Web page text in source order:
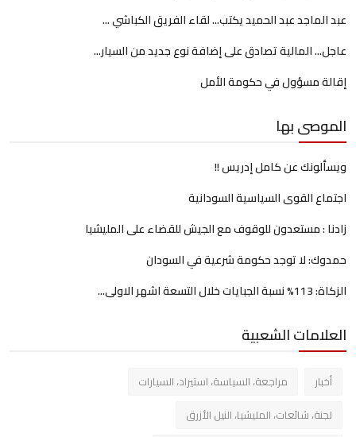
عبد الماجد عبد الحميد يكتب... لقاء الفريق الكباشي ...
عاجل... المالية تصادق على إضافة نوع جديد من السيار...
إقالة مسؤول في حكومة الأمل
الموصى بها
ويسألونك عن كامل إدريس !!
اجتماع القوى السياسية السودانية
زادنا : مستعدون للوقوف مع الجيش للقضاء على المليشيا
حمدوك: لا توجد حكومة شرعية في السودان
الزكاة: 113% نسبة الجبايات خلال التسعة اشهر الاولى...
العلامات الشعبية
أخبار
مراجعة، السياسة، استيراد، السيارات
لجنة، شائعات، المليشيا، النيل الأزرق